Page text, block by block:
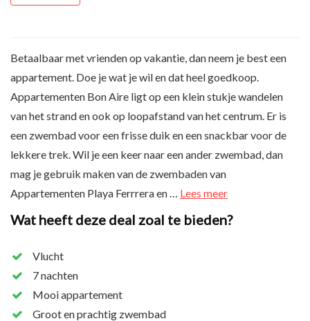
Betaalbaar met vrienden op vakantie, dan neem je best een
appartement. Doe je wat je wil en dat heel goedkoop.
Appartementen Bon Aire ligt op een klein stukje wandelen
van het strand en ook op loopafstand van het centrum. Er is
een zwembad voor een frisse duik en een snackbar voor de
lekkere trek. Wil je een keer naar een ander zwembad, dan
mag je gebruik maken van de zwembaden van
Appartementen Playa Ferrrera en … Lees meer
Wat heeft deze deal zoal te bieden?
Vlucht
7 nachten
Mooi appartement
Groot en prachtig zwembad